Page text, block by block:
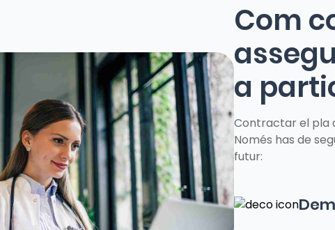
Com
a
Contractar el pla
Només has de
futur: